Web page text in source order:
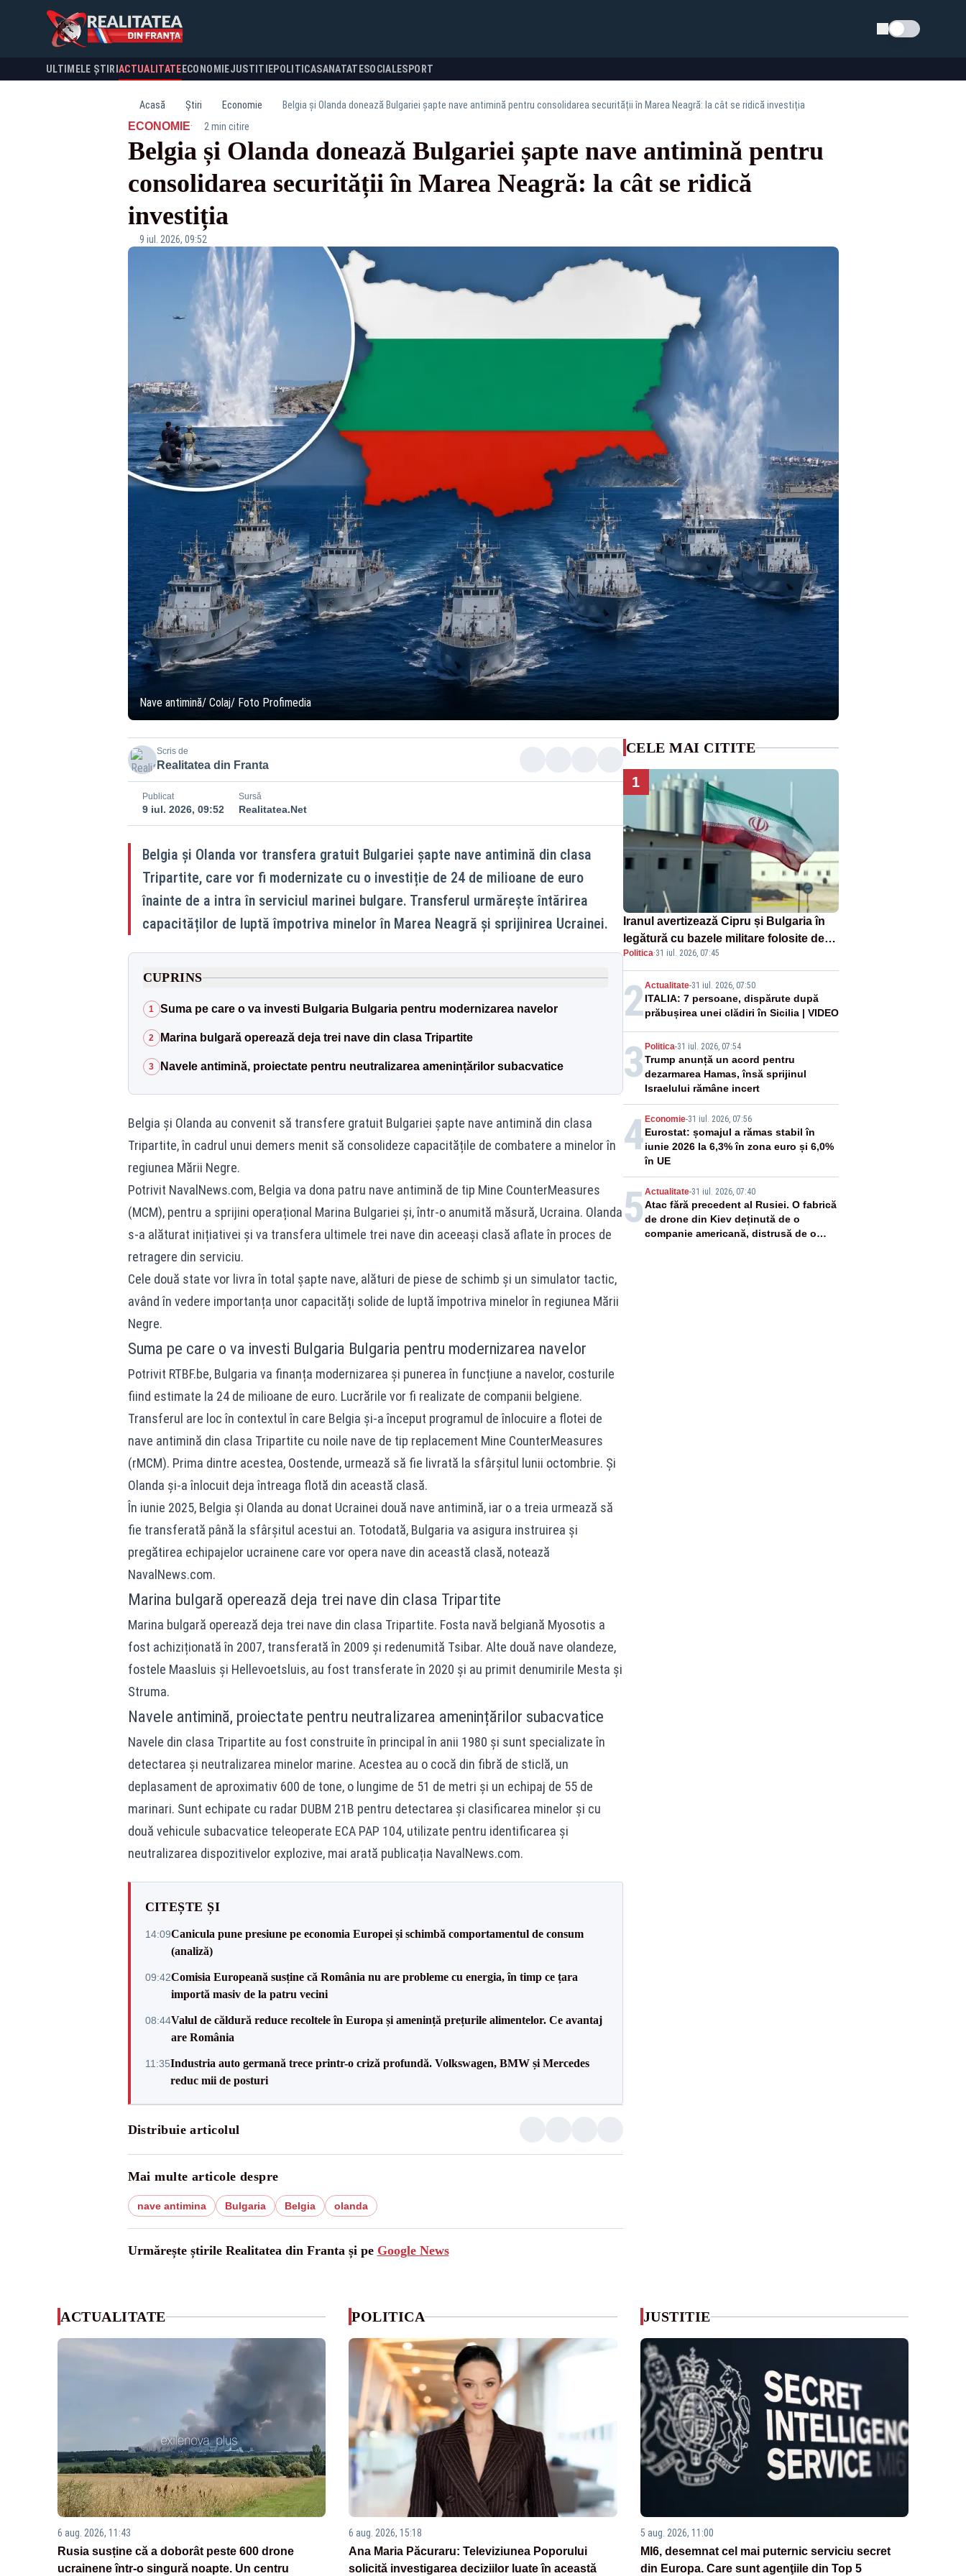
Schimba tema
ULTIMELE ȘTIRI ACTUALITATE ECONOMIEJUSTITIEPOLITICASANATATESOCIALESPORT
Acasă Știri Economie Belgia și Olanda donează Bulgariei șapte nave antimină pentru consolidarea securității în Marea Neagră: la cât se ridică investiția
ECONOMIE· 2 min citire
Belgia și Olanda donează Bulgariei șapte nave antimină pentru
consolidarea securității în Marea Neagră: la cât se ridică
investiția
9 iul. 2026, 09:52
Nave antimină/ Colaj/ Foto Profimedia
Scris de
Realitatea din Franta
Publicat
9 iul. 2026, 09:52
Sursă
Realitatea.Net
Belgia și Olanda vor transfera gratuit Bulgariei șapte nave antimină din clasa
Tripartite, care vor fi modernizate cu o investiție de 24 de milioane de euro
înainte de a intra în serviciul marinei bulgare. Transferul urmărește întărirea
capacităților de luptă împotriva minelor în Marea Neagră și sprijinirea Ucrainei.
CUPRINS
1 Suma pe care o va investi Bulgaria Bulgaria pentru modernizarea navelor
2 Marina bulgară operează deja trei nave din clasa Tripartite
3 Navele antimină, proiectate pentru neutralizarea amenințărilor subacvatice
Belgia și Olanda au convenit să transfere gratuit Bulgariei șapte nave antimină din clasa
Tripartite, în cadrul unui demers menit să consolideze capacitățile de combatere a minelor în
regiunea Mării Negre.
Potrivit NavalNews.com, Belgia va dona patru nave antimină de tip Mine CounterMeasures
(MCM), pentru a sprijini operațional Marina Bulgariei și, într-o anumită măsură, Ucraina. Olanda
s-a alăturat inițiativei și va transfera ultimele trei nave din aceeași clasă aflate în proces de
retragere din serviciu.
Cele două state vor livra în total șapte nave, alături de piese de schimb și un simulator tactic,
având în vedere importanța unor capacități solide de luptă împotriva minelor în regiunea Mării
Negre.
Suma pe care o va investi Bulgaria Bulgaria pentru modernizarea navelor
Potrivit RTBF.be, Bulgaria va finanța modernizarea și punerea în funcțiune a navelor, costurile
fiind estimate la 24 de milioane de euro. Lucrările vor fi realizate de companii belgiene.
Transferul are loc în contextul în care Belgia și-a început programul de înlocuire a flotei de
nave antimină din clasa Tripartite cu noile nave de tip replacement Mine CounterMeasures
(rMCM). Prima dintre acestea, Oostende, urmează să fie livrată la sfârșitul lunii octombrie. Și
Olanda și-a înlocuit deja întreaga flotă din această clasă.
În iunie 2025, Belgia și Olanda au donat Ucrainei două nave antimină, iar o a treia urmează să
fie transferată până la sfârșitul acestui an. Totodată, Bulgaria va asigura instruirea și
pregătirea echipajelor ucrainene care vor opera nave din această clasă, notează
NavalNews.com.
Marina bulgară operează deja trei nave din clasa Tripartite
Marina bulgară operează deja trei nave din clasa Tripartite. Fosta navă belgiană Myosotis a
fost achiziționată în 2007, transferată în 2009 și redenumită Tsibar. Alte două nave olandeze,
fostele Maasluis și Hellevoetsluis, au fost transferate în 2020 și au primit denumirile Mesta și
Struma.
Navele antimină, proiectate pentru neutralizarea amenințărilor subacvatice
Navele din clasa Tripartite au fost construite în principal în anii 1980 și sunt specializate în
detectarea și neutralizarea minelor marine. Acestea au o cocă din fibră de sticlă, un
deplasament de aproximativ 600 de tone, o lungime de 51 de metri și un echipaj de 55 de
marinari. Sunt echipate cu radar DUBM 21B pentru detectarea și clasificarea minelor și cu
două vehicule subacvatice teleoperate ECA PAP 104, utilizate pentru identificarea și
neutralizarea dispozitivelor explozive, mai arată publicația NavalNews.com.
CITEȘTE ȘI
14:09Canicula pune presiune pe economia Europei și schimbă comportamentul de consum
(analiză)
09:42Comisia Europeană susține că România nu are probleme cu energia, în timp ce țara
importă masiv de la patru vecini
08:44Valul de căldură reduce recoltele în Europa și amenință prețurile alimentelor. Ce avantaj
are România
11:35Industria auto germană trece printr-o criză profundă. Volkswagen, BMW și Mercedes
reduc mii de posturi
Distribuie articolul
Mai multe articole despre
nave antimina Bulgaria Belgia olanda
Urmărește știrile Realitatea din Franta și pe Google News
CELE MAI CITITE
1
Iranul avertizează Cipru și Bulgaria în
legătură cu bazele militare folosite de
SUA
Politica·31 iul. 2026, 07:45
2Actualitate-31 iul. 2026, 07:50
ITALIA: 7 persoane, dispărute după
prăbușirea unei clădiri în Sicilia | VIDEO
3 Politica-31 iul. 2026, 07:54
Trump anunță un acord pentru
dezarmarea Hamas, însă sprijinul
Israelului rămâne incert
4 Economie-31 iul. 2026, 07:56
Eurostat: șomajul a rămas stabil în
iunie 2026 la 6,3% în zona euro și 6,0%
în UE
5 Actualitate-31 iul. 2026, 07:40
Atac fără precedent al Rusiei. O fabrică
de drone din Kiev deținută de o
companie americană, distrusă de o
ACTUALITATE
6 aug. 2026, 11:43
Rusia susține că a doborât peste 600 drone
ucrainene într-o singură noapte. Un centru
POLITICA
6 aug. 2026, 15:18
Ana Maria Păcuraru: Televiziunea Poporului
solicită investigarea deciziilor luate în această
JUSTITIE
5 aug. 2026, 11:00
MI6, desemnat cel mai puternic serviciu secret
din Europa. Care sunt agenţiile din Top 5